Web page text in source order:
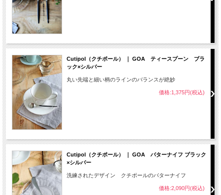
Cutipol（クチポール） ｜ GOA ティースプーン ブラ
ック×シルバー
丸い先端と細い柄のラインのバランスが絶妙
価格:1,375円(税込)
Cutipol（クチポール） ｜ GOA バターナイフ ブラック
×シルバー
洗練されたデザイン クチポールのバターナイフ
価格:2,090円(税込)